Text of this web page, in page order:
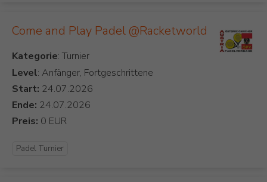
Come and Play Padel @Racketworld
Kategorie
Level: Anfänger, Fortgeschrittene
Start:
Ende:
Preis:
Padel Turnier